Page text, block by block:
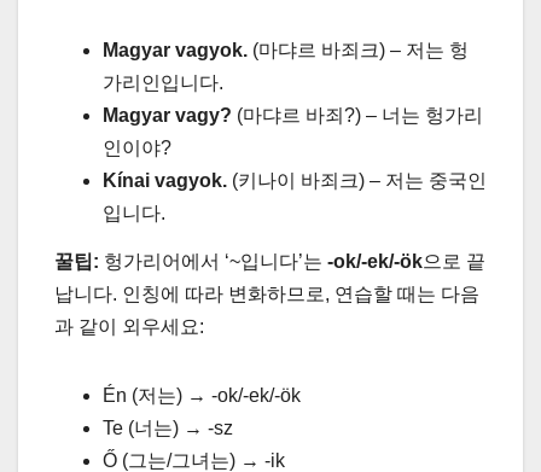
Magyar vagyok. (마댜르 바죄크) – 저는 헝
가리인입니다.
Magyar vagy? (마댜르 바죄?) – 너는 헝가리
인이야?
Kínai vagyok. (키나이 바죄크) – 저는 중국인
입니다.
꿀팁: 헝가리어에서 ‘~입니다’는 -ok/-ek/-ök으로 끝
납니다. 인칭에 따라 변화하므로, 연습할 때는 다음
과 같이 외우세요:
Én (저는) → -ok/-ek/-ök
Te (너는) → -sz
Ő (그는/그녀는) → -ik